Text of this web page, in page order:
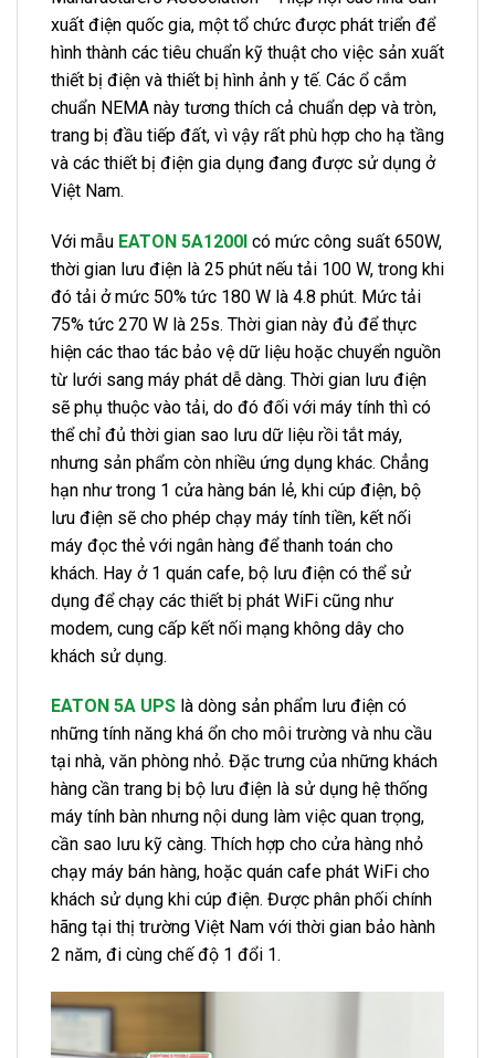
xuất điện quốc gia, một tổ chức được phát triển để
hình thành các tiêu chuẩn kỹ thuật cho việc sản xuất
thiết bị điện và thiết bị hình ảnh y tế. Các ổ cắm
chuẩn NEMA này tương thích cả chuẩn dẹp và tròn,
trang bị đầu tiếp đất, vì vậy rất phù hợp cho hạ tầng
và các thiết bị điện gia dụng đang được sử dụng ở
Việt Nam.
Với mẫu EATON 5A1200I có mức công suất 650W,
thời gian lưu điện là 25 phút nếu tải 100 W, trong khi
đó tải ở mức 50% tức 180 W là 4.8 phút. Mức tải
75% tức 270 W là 25s. Thời gian này đủ để thực
hiện các thao tác bảo vệ dữ liệu hoặc chuyển nguồn
từ lưới sang máy phát dễ dàng. Thời gian lưu điện
sẽ phụ thuộc vào tải, do đó đối với máy tính thì có
thể chỉ đủ thời gian sao lưu dữ liệu rồi tắt máy,
nhưng sản phẩm còn nhiều ứng dụng khác. Chẳng
hạn như trong 1 cửa hàng bán lẻ, khi cúp điện, bộ
lưu điện sẽ cho phép chạy máy tính tiền, kết nối
máy đọc thẻ với ngân hàng để thanh toán cho
khách. Hay ở 1 quán cafe, bộ lưu điện có thể sử
dụng để chạy các thiết bị phát WiFi cũng như
modem, cung cấp kết nối mạng không dây cho
khách sử dụng.
EATON 5A UPS là dòng sản phẩm lưu điện có
những tính năng khá ổn cho môi trường và nhu cầu
tại nhà, văn phòng nhỏ. Đặc trưng của những khách
hàng cần trang bị bộ lưu điện là sử dụng hệ thống
máy tính bàn nhưng nội dung làm việc quan trọng,
cần sao lưu kỹ càng. Thích hợp cho cửa hàng nhỏ
chạy máy bán hàng, hoặc quán cafe phát WiFi cho
khách sử dụng khi cúp điện. Được phân phối chính
hãng tại thị trường Việt Nam với thời gian bảo hành
2 năm, đi cùng chế độ 1 đổi 1.